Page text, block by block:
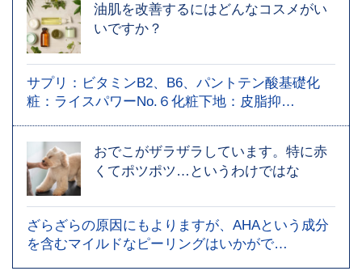
油肌を改善するにはどんなコスメがい
いですか？
サプリ：ビタミンB2、B6、パントテン酸基礎化
粧：ライスパワーNo.６化粧下地：皮脂抑…
おでこがザラザラしています。特に赤
くてポツポツ…というわけではな
ざらざらの原因にもよりますが、AHAという成分
を含むマイルドなピーリングはいかがで…